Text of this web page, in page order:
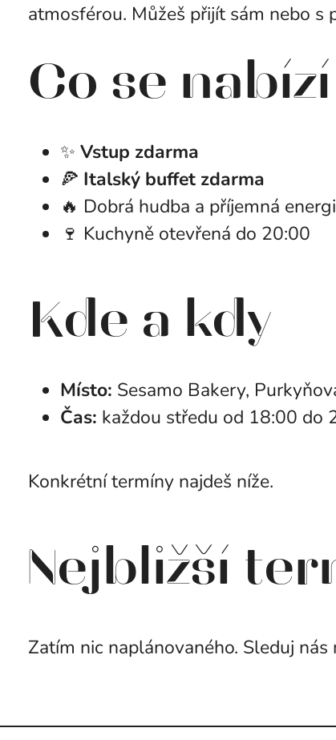
atmosférou. Můžeš přijít sám nebo
Co se nabízí
✨ Vstup zdarma
🍕 Italský buffet zdarma
🔥 Dobrá hudba a příjemná
🍷 Kuchyně otevřená do 20:00
Kde a kdy
Místo: Sesamo Bakery,
Čas: každou středu od 18:00 do
Konkrétní termíny najdeš níže.
Nejbližší
Zatím nic naplánovaného. Sleduj